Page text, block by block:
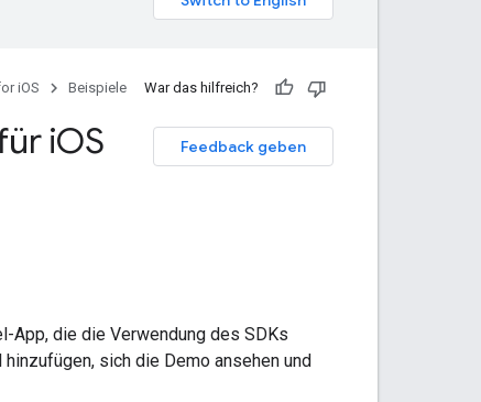
iOS Beispiele War das hilfreich?
Feedback geben
iOS
App, die die Verwendung des SDKs
sich die Demo ansehen und